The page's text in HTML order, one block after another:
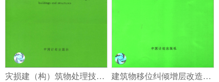
灾损建（构）筑物处理技术规范 建筑物移位纠倾增层改造技术规范